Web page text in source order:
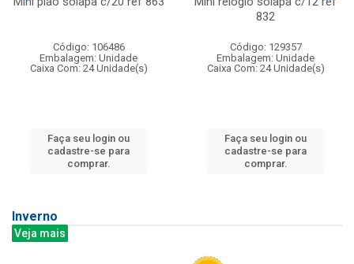
Código: 106486
Embalagem: Unidade
Caixa Com: 24 Unidade(s)
Faça seu login ou
cadastre-se para
comprar.
832
Código: 129357
Embalagem: Unidade
Caixa Com: 24 Unidade(s)
Faça seu login ou
cadastre-se para
comprar.
Inverno
Veja mais